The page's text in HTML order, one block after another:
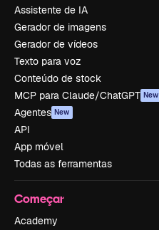
Assistente de IA
Gerador de imagens
Gerador de vídeos
Texto para voz
Conteúdo de stock
MCP para Claude/ChatGPT New
Agentes New
API
App móvel
Todas as ferramentas
Começar
Academy